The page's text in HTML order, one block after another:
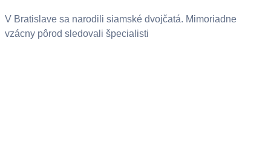
V Bratislave sa narodili siamské dvojčatá. Mimoriadne
vzácny pôrod sledovali špecialisti